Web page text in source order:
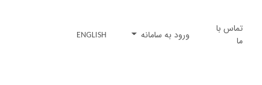
تماس با
ما
ورود به سامانه ENGLISH